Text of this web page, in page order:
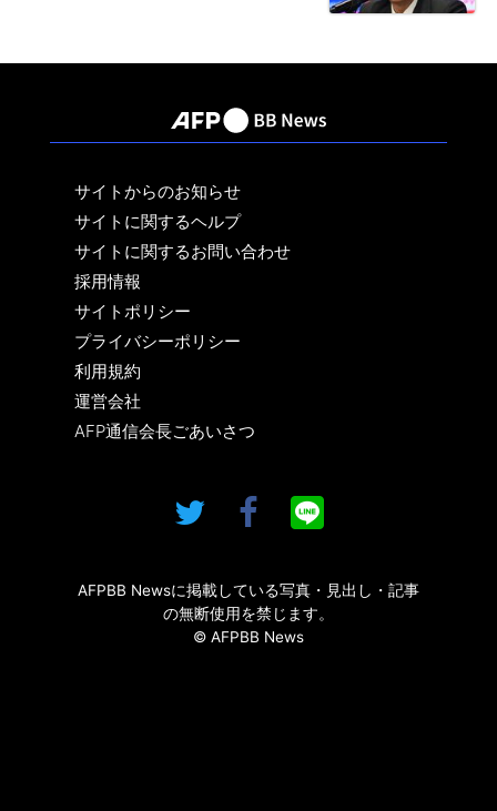
サイトからのお知らせ
サイトに関するヘルプ
サイトに関するお問い合わせ
採用情報
サイトポリシー
プライバシーポリシー
利用規約
運営会社
AFP通信会長ごあいさつ
AFPBB Newsに掲載している写真・見出し・記事
の無断使用を禁じます。
© AFPBB News